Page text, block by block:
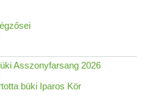
Asszonyfarsang 2026
büki Iparos Kör